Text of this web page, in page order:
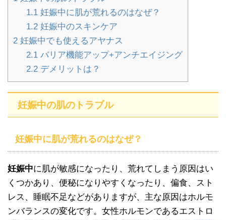
1.1妊娠中に肌が荒れるのはなぜ？
1.2妊娠中のスキンケア
2 妊娠中でも使えるアヤナス
2.1バリア機能アップ+アンチエイジング
2.2デメリットは？
妊娠中の肌のトラブル
妊娠中に肌が荒れるのはなぜ？
妊娠中に肌が敏感になったり、荒れてしまう原因はい
くつかあり、便秘になりやすくなったり、偏食、スト
レス、睡眠不足などがありますが、主な原因はホルモ
ンバランスの変化です。女性ホルモンであるエストロ